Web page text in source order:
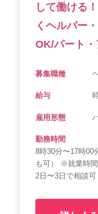
して働ける
くヘルパー
OK/パート・
募集職種
給与
雇用形態
勤務時間
8時30分〜17時00
も可） ※就業時
2日〜3日で相談可